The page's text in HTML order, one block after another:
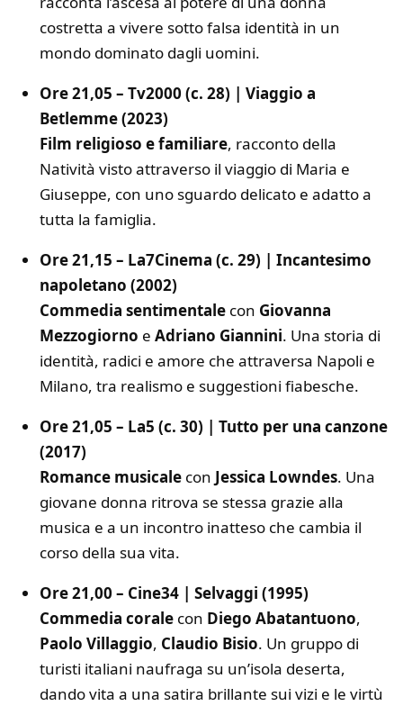
costretta a vivere sotto falsa identità in un
mondo dominato dagli uomini.
Ore 21,05 – Tv2000 (c. 28) | Viaggio a
Betlemme (2023)
Film religioso e familiare, racconto della
Natività visto attraverso il viaggio di Maria e
Giuseppe, con uno sguardo delicato e adatto a
tutta la famiglia.
Ore 21,15 – La7Cinema (c. 29) | Incantesimo
napoletano (2002)
Commedia sentimentale con Giovanna
Mezzogiorno e Adriano Giannini. Una storia di
identità, radici e amore che attraversa Napoli e
Milano, tra realismo e suggestioni fiabesche.
Ore 21,05 – La5 (c. 30) | Tutto per una canzone
(2017)
Romance musicale con Jessica Lowndes. Una
giovane donna ritrova se stessa grazie alla
musica e a un incontro inatteso che cambia il
corso della sua vita.
Ore 21,00 – Cine34 | Selvaggi (1995)
Commedia corale con Diego Abatantuono,
Paolo Villaggio, Claudio Bisio. Un gruppo di
turisti italiani naufraga su un’isola deserta,
dando vita a una satira brillante sui vizi e le virtù